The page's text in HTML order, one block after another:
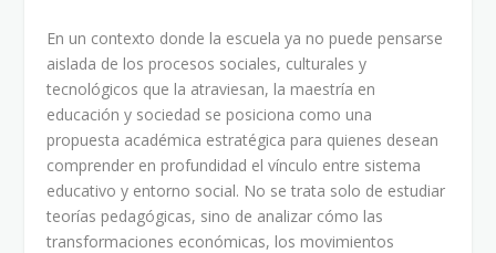
En un contexto donde la escuela ya no puede pensarse
aislada de los procesos sociales, culturales y
tecnológicos que la atraviesan, la maestría en
educación y sociedad se posiciona como una
propuesta académica estratégica para quienes desean
comprender en profundidad el vínculo entre sistema
educativo y entorno social. No se trata solo de estudiar
teorías pedagógicas, sino de analizar cómo las
transformaciones económicas, los movimientos